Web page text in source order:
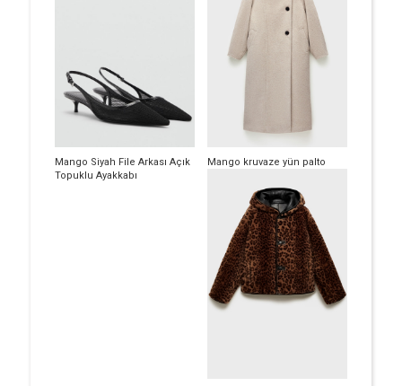
Mango Siyah File Arkası Açık
Topuklu Ayakkabı
Mango kruvaze yün palto